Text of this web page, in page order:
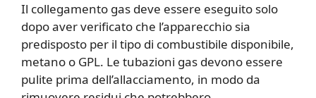
Il collegamento gas deve essere eseguito solo
dopo aver verificato che l’apparecchio sia
predisposto per il tipo di combustibile disponibile,
metano o GPL. Le tubazioni gas devono essere
pulite prima dell’allacciamento, in modo da